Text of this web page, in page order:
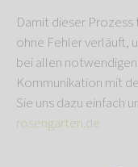
Damit dieser
ohne Fehler verläuft,
bei allen
Kommunikation mit
Sie uns dazu einfach
rosengarten.de